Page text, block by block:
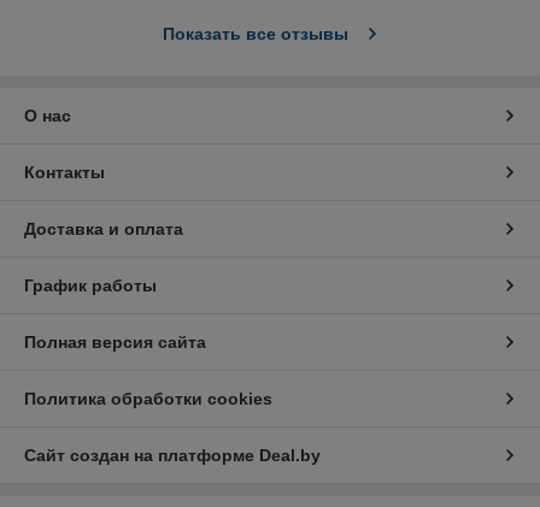
Показать все отзывы
О нас
Контакты
Доставка и оплата
График работы
Полная версия сайта
Политика обработки cookies
Сайт создан на платформе Deal.by